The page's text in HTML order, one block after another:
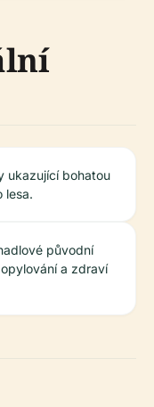
ukazující bohatou
lesa.
původní
a zdraví